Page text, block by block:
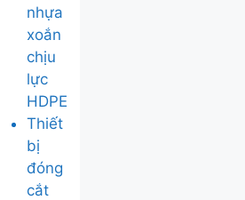
nhựa
xoắn
chịu
lực
HDPE
Thiết
bị
đóng
cắt